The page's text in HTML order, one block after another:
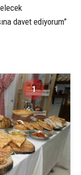
davet ediyorum”
1 1